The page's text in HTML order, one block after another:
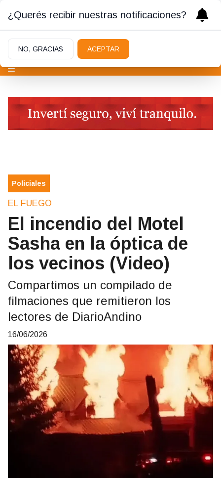
Policiales
EL FUEGO
El incendio del Motel
Sasha en la óptica de
los vecinos (Video)
Compartimos un compilado de
filmaciones que remitieron los
lectores de DiarioAndino
16/06/2026
¿Querés recibir nuestras notificaciones?
NO, GRACIAS ACEPTAR